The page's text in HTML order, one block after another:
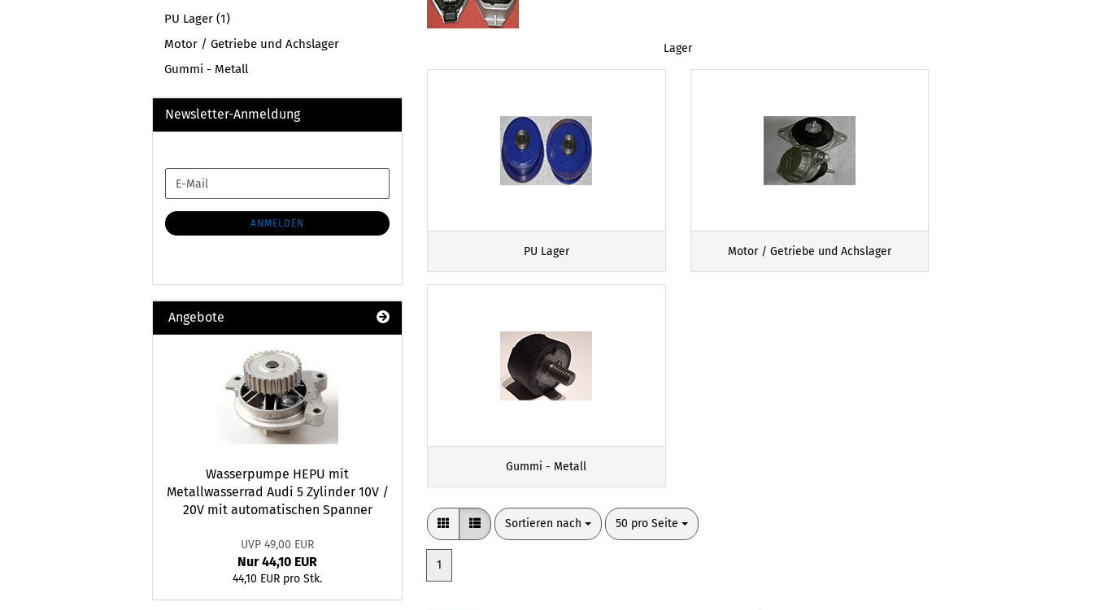
Lager
PU Lager Motor / Getriebe und Achslager
Gummi - Metall
Sortieren nach
Sortieren nach 50 pro Seite
pro Seite
1
PU Lager (1)
Motor / Getriebe und Achslager
Gummi - Metall
Newsletter-Anmeldung
ZUR
ANMELDUNG
E-
Mail
ANMELDEN
Angebote
Wasserpumpe HEPU mit
Metallwasserrad Audi 5 Zylinder 10V /
20V mit automatischen Spanner
UVP 49,00 EUR
Nur 44,10 EUR
44,10 EUR pro Stk.